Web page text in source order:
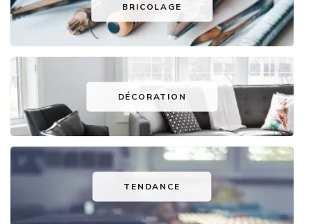
BRICOLAGE
DÉCORATION
TENDANCE